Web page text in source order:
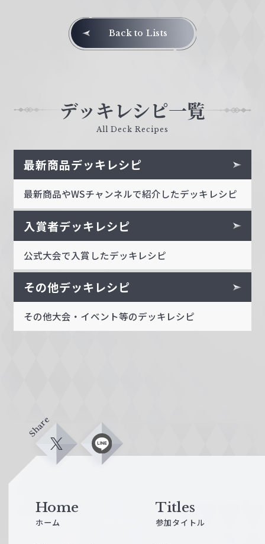
Back to Lists
デッキレシピ一覧
All Deck Recipes
最新商品デッキレシピ
最新商品やWSチャンネルで紹介したデッキレシピ
入賞者デッキレシピ
公式大会で入賞したデッキレシピ
その他デッキレシピ
その他大会・イベント等のデッキレシピ
Share
X L
i
Home
ホーム
Titles
参加タイトル